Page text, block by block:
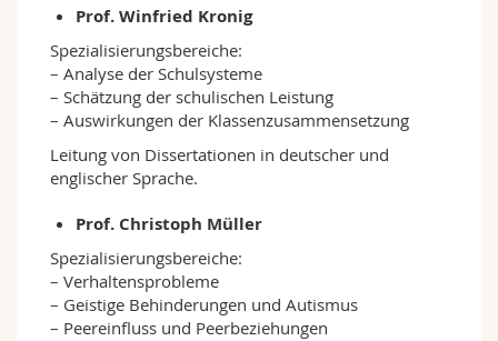
Prof. Winfried Kronig
Spezialisierungsbereiche:
– Analyse der Schulsysteme
– Schätzung der schulischen Leistung
– Auswirkungen der Klassenzusammensetzung
Leitung von Dissertationen in deutscher und
englischer Sprache.
Prof. Christoph Müller
Spezialisierungsbereiche:
– Verhaltensprobleme
– Geistige Behinderungen und Autismus
– Peereinfluss und Peerbeziehungen